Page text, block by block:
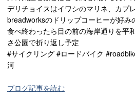
デリチョイスはイワシのマリネ、カプ
breadworksのドリップコーヒーが好み
食べ終わったら目の前の海岸通りを平
さ公園で折り返し予定
#サイクリング #ロードバイク
河
ブログ記事を読む